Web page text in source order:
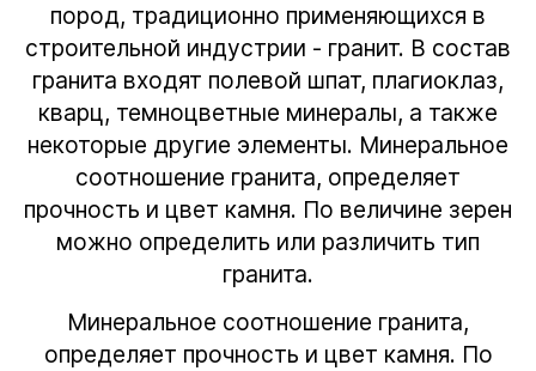
пород, традиционно применяющихся в
строительной индустрии - гранит. В состав
гранита входят полевой шпат, плагиоклаз,
кварц, темноцветные минералы, а также
некоторые другие элементы. Минеральное
соотношение гранита, определяет
прочность и цвет камня. По величине зерен
можно определить или различить тип
гранита.
Минеральное соотношение гранита,
определяет прочность и цвет камня. По